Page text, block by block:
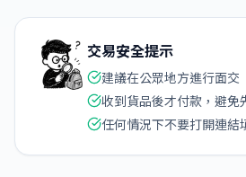
交易安全提示
建議在公眾地方進行面交
收到貨品後才付款，避免
任何情況下不要打開連結